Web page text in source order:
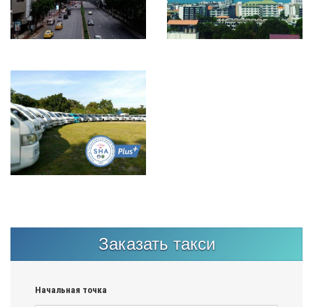
Заказать такси
Начальная точка